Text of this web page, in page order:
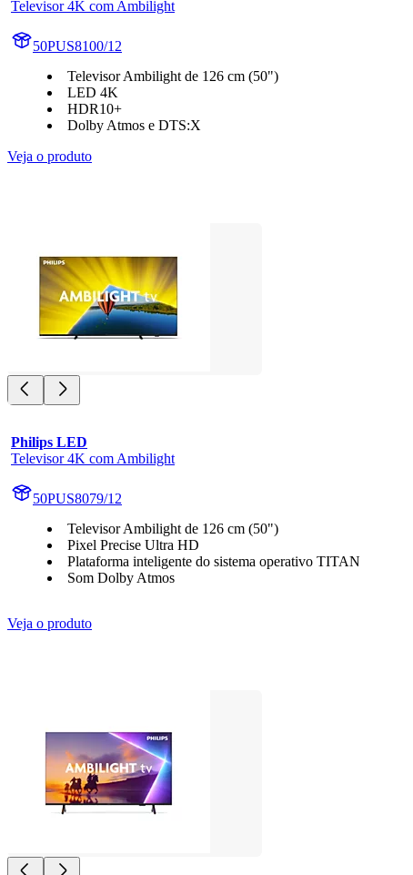
Televisor 4K com Ambilight
50PUS8100/12
Televisor Ambilight de 126 cm (50")
LED 4K
HDR10+
Dolby Atmos e DTS:X
Veja o produto
Philips LED
Televisor 4K com Ambilight
50PUS8079/12
Televisor Ambilight de 126 cm (50")
Pixel Precise Ultra HD
Plataforma inteligente do sistema operativo TITAN
Som Dolby Atmos
Veja o produto